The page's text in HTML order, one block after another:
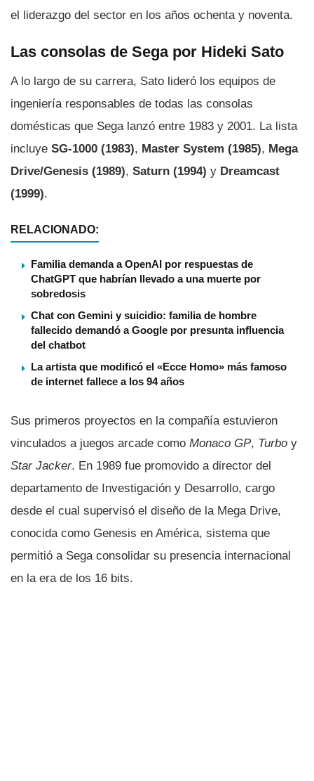
el liderazgo del sector en los años ochenta y noventa.
Las consolas de Sega por Hideki Sato
A lo largo de su carrera, Sato lideró los equipos de
ingeniería responsables de todas las consolas
domésticas que Sega lanzó entre 1983 y 2001. La lista
incluye SG-1000 (1983), Master System (1985), Mega
Drive/Genesis (1989), Saturn (1994) y Dreamcast
(1999).
RELACIONADO:
Familia demanda a OpenAI por respuestas de
ChatGPT que habrían llevado a una muerte por
sobredosis
Chat con Gemini y suicidio: familia de hombre
fallecido demandó a Google por presunta influencia
del chatbot
La artista que modificó el «Ecce Homo» más famoso
de internet fallece a los 94 años
Sus primeros proyectos en la compañía estuvieron
vinculados a juegos arcade como Monaco GP, Turbo y
Star Jacker. En 1989 fue promovido a director del
departamento de Investigación y Desarrollo, cargo
desde el cual supervisó el diseño de la Mega Drive,
conocida como Genesis en América, sistema que
permitió a Sega consolidar su presencia internacional
en la era de los 16 bits.